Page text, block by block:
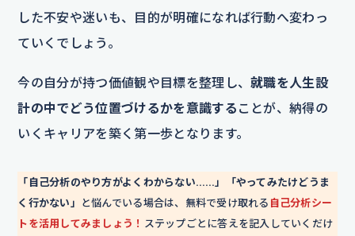
した不安や迷いも、目的が明確になれば行動へ変わっ
ていくでしょう。
今の自分が持つ価値観や目標を整理し、就職を人生設
計の中でどう位置づけるかを意識する ことが、納得の
いくキャリアを築く第一歩となります。
「自己分析のやり方がよくわからない……」「やってみたけどうま
く行かない」
と悩んでいる場合は、無料で受け取れる 自己分析シー
トを活用してみましょう！ ステップごとに答えを記入していくだけ